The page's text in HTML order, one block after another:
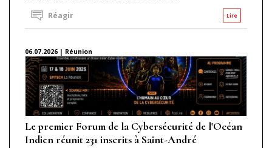
Lire
Réagir
06.07.2026 | Réunion
Le premier Forum de la Cybersécurité de l'Océan
Indien réunit 231 inscrits à Saint-André